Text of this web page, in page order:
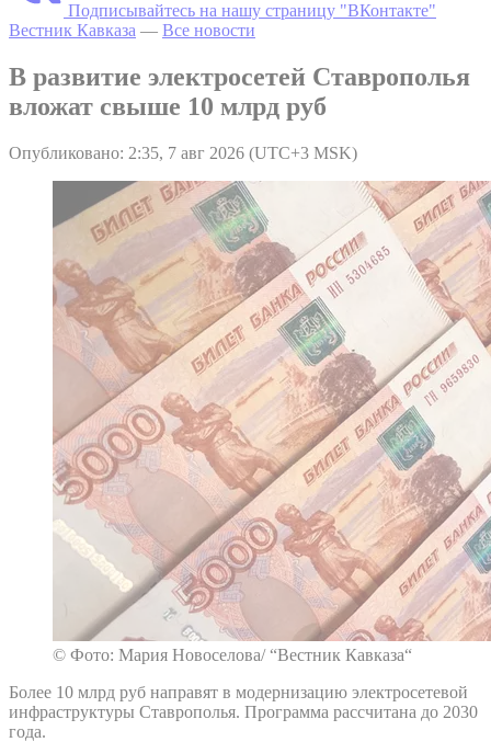
Подписывайтесь на нашу страницу "ВКонтакте"
Вестник Кавказа — Все новости
В развитие электросетей Ставрополья
вложат свыше 10 млрд руб
Опубликовано: 2:35, 7 авг 2026 (UTC+3 MSK)
© Фото: Мария Новоселова/ “Вестник Кавказа“
Более 10 млрд руб направят в модернизацию электросетевой
инфраструктуры Ставрополья. Программа рассчитана до 2030
года.